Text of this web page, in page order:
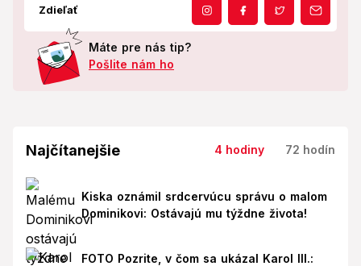
Zdieľať
Máte pre nás tip?
Pošlite nám ho
Najčítanejšie 4 hodiny 72 hodín
Kiska oznámil srdcervúcu správu o malom
Dominikovi: Ostávajú mu týždne života!
FOTO Pozrite, v čom sa ukázal Karol III.: